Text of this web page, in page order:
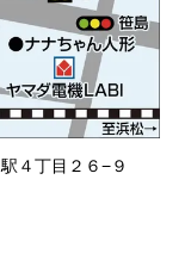
４丁目２６−９